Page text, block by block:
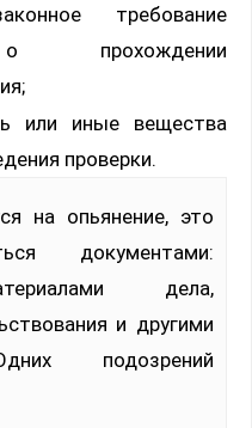
требование
прохождении
или иные вещества
проверки.
документами:
дела,
и другими
подозрений